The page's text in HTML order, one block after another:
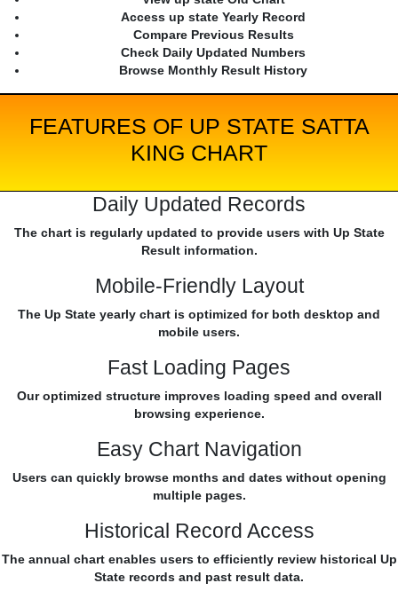
Access up state Yearly Record
Compare Previous Results
Check Daily Updated Numbers
Browse Monthly Result History
FEATURES OF UP STATE SATTA
KING CHART
Daily Updated Records
The chart is regularly updated to provide users with Up State
Result information.
Mobile-Friendly Layout
The Up State yearly chart is optimized for both desktop and
mobile users.
Fast Loading Pages
Our optimized structure improves loading speed and overall
browsing experience.
Easy Chart Navigation
Users can quickly browse months and dates without opening
multiple pages.
Historical Record Access
The annual chart enables users to efficiently review historical Up
State records and past result data.